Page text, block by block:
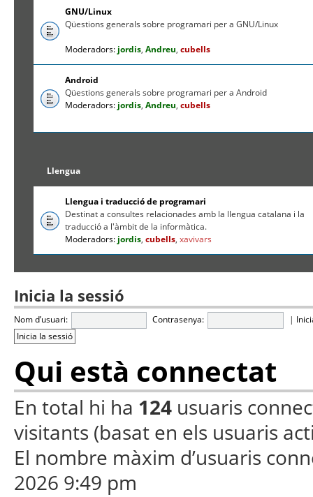
GNU/Linux
Qüestions generals sobre programari per a GNU/Linux
Moderadors: jordis,Andreu,cubells
Android
Qüestions generals sobre programari per a Android
Moderadors: jordis,Andreu,cubells
Llengua
Llengua i traducció de programari
Destinat a consultes relacionades amb la llengua catalana i la
traducció a l'àmbit de la informàtica.
Moderadors: jordis,cubells,xavivars
Inicia la sessió
Nom d’usuari: Contrasenya: |
Qui està connectat
En total hi ha 124 usuaris
visitants (basat en els usuaris
El nombre màxim d’usuaris
2026 9:49 pm